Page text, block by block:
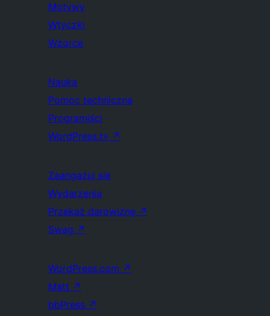
Motywy
Wtyczki
Wzorce
Nauka
Pomoc techniczna
Programiści
WordPress.tv ↗
Zaangażuj się
Wydarzenia
Przekaż darowiznę ↗
Swag ↗
WordPress.com ↗
Matt ↗
bbPress ↗